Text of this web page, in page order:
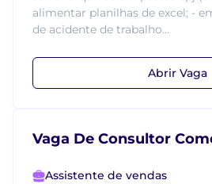
alimentar planilhas de excel; -
de acidente de trabalho...
Abrir Vaga
Vaga De Consultor
Assistente de vendas